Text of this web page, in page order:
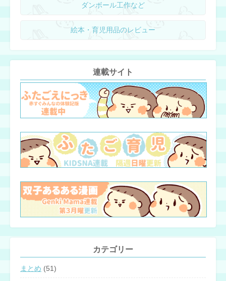
ダンボール工作など
絵本・育児用品のレビュー
連載サイト
カテゴリー
まとめ (51)